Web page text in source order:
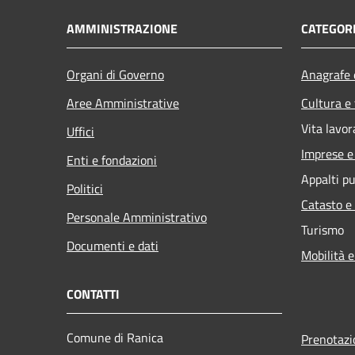
AMMINISTRAZIONE
Organi di Governo
Aree Amministrative
Uffici
Enti e fondazioni
Politici
Personale Amministrativo
Documenti e dati
Cultura
Vita
Imprese
Appalti
Catasto
Turismo
Mobilità
CONTATTI
Comune di Ranica